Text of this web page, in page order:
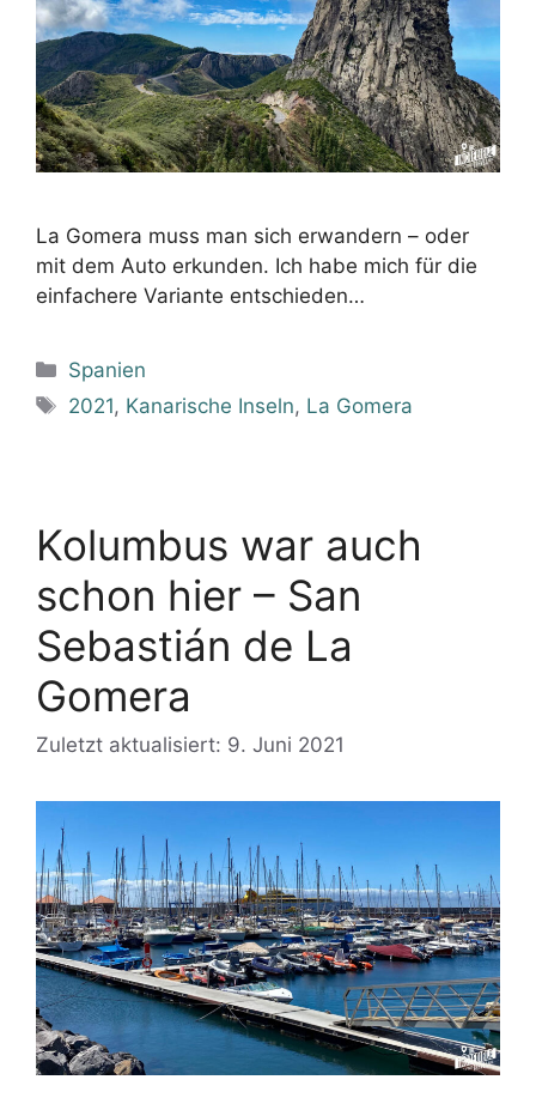
La Gomera muss man sich erwandern – oder
mit dem Auto erkunden. Ich habe mich für die
einfachere Variante entschieden…
Kategorien
Spanien
Schlagwörter
2021, Kanarische Inseln, La Gomera
Kolumbus war auch
schon hier – San
Sebastián de La
Gomera
Zuletzt aktualisiert: 9. Juni 2021